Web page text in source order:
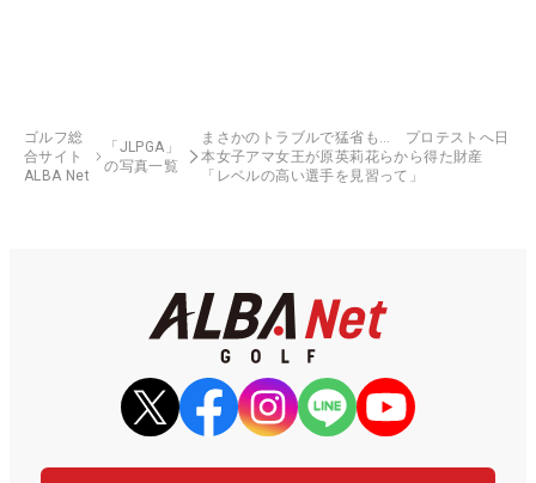
ゴルフ総
合サイト
ALBA Net
「JLPGA」
の写真一覧
まさかのトラブルで猛省も… プロテストへ日
本女子アマ女王が原英莉花らから得た財産
「レベルの高い選手を見習って」